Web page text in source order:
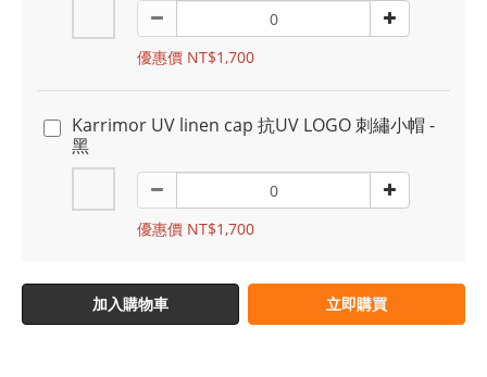
優惠價 NT$1,700
Karrimor UV linen cap 抗UV LOGO 刺繡小帽 -
黑
優惠價 NT$1,700
加入購物車 立即購買